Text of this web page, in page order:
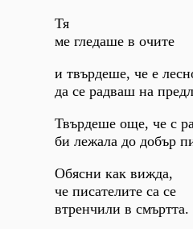
Тя
ме гледаше в очите
и твърдеше, че е
да се радваш на
Твърдеше още, че с
би лежала до добър
Обясни как вижда,
че писателите са се
втренчили в смъртта.